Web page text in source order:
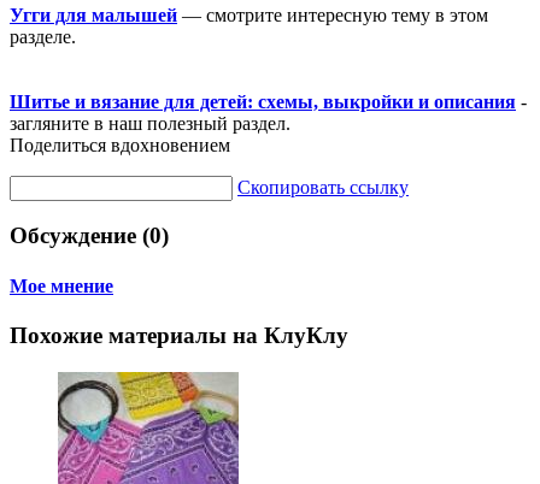
Угги для малышей — смотрите интересную тему в этом
разделе.
Шитье и вязание для детей: схемы, выкройки и описания -
загляните в наш полезный раздел.
Поделиться вдохновением
Скопировать ссылку
Обсуждение (0)
Мое мнение
Похожие материалы на КлуКлу